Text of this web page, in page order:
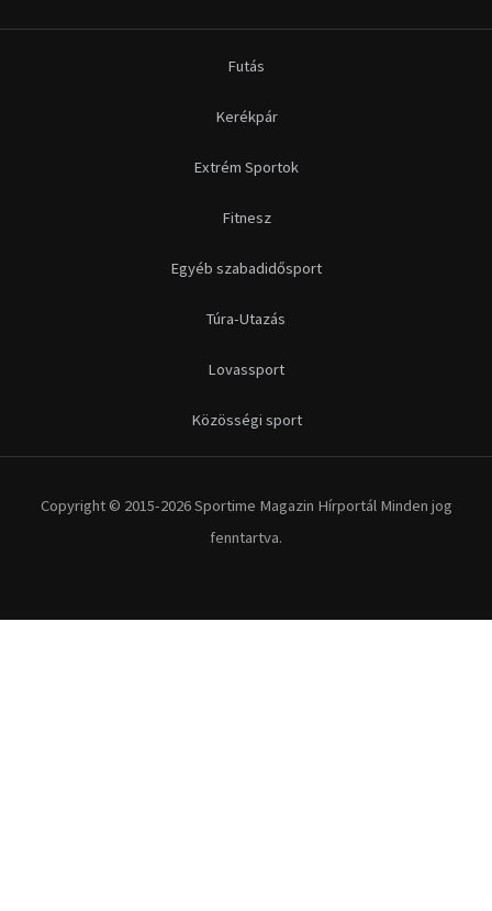
Futás
Kerékpár
Extrém Sportok
Fitnesz
Egyéb szabadidősport
Túra-Utazás
Lovassport
Közösségi sport
Copyright © 2015-2026 Sportime Magazin Hírportál Minden jog
fenntartva.